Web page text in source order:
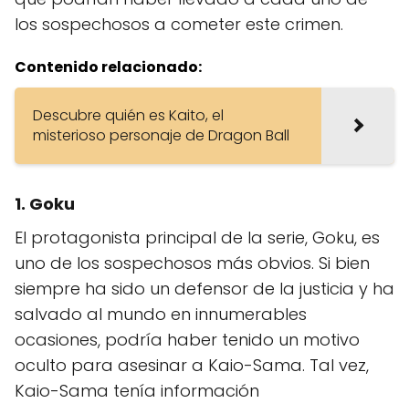
los sospechosos a cometer este crimen.
Contenido relacionado:
Descubre quién es Kaito, el
misterioso personaje de Dragon Ball
1. Goku
El protagonista principal de la serie, Goku, es
uno de los sospechosos más obvios. Si bien
siempre ha sido un defensor de la justicia y ha
salvado al mundo en innumerables
ocasiones, podría haber tenido un motivo
oculto para asesinar a Kaio-Sama. Tal vez,
Kaio-Sama tenía información